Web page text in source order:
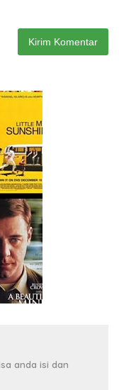
anda isi dan